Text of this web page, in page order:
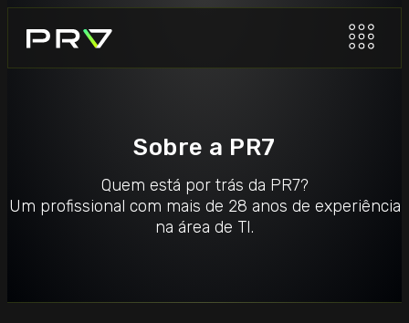
Sobre a PR7
Quem está por trás da PR7?
Um profissional com mais de 28 anos de experiência
na área de TI.